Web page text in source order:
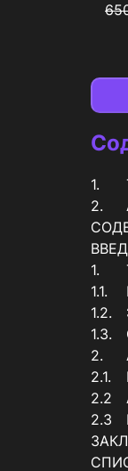
1.	Теоретические основы разработки стратегии программы продвижения продукции	3
2.	Анализ маркетинговой деятельности предприятия ООО «Эми-Прибор»	3
1.	Теоретические основы разработки стратегии программы продвижения продукции	9
1.1.	Понятие стратегии продвижения и ее виды	9
1.2.	Этапы планирования новой конкурентоспособной продукции	13
1.3.	Особенности планирования конкурентоспособной продукции на отечественных и зарубежных предприятиях	18
2.	Анализ маркетинговой деятельности предприятия ООО «Эми-Прибор»	22
2.1.	Краткая характеристика предприятия ООО «Эми-Прибор»	22
2.2	Анализ экономических показателей деятельности предприятия	25
2.3	Рекомендации по повышению эффективности продвижения продукции ООО «Эми-Прибор»	30